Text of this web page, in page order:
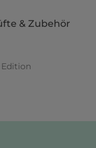
& Zubehör